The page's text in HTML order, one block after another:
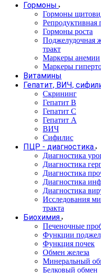
Гормоны
Гормоны
Репродуктивная
Гормоны роста
Поджелудочная
тракт
Маркеры анемии
Маркеры
Витамины
Гепатит, ВИЧ,
Скрининг
Гепатит В
Гепатит С
Гепатит А
ВИЧ
Сифилис
ПЦР - диагностика
Диагностика
Диагностика
Диагностика
Диагностика
Диагностика
Исследования
тракта
Биохимия
Печеночные
Функции
Функция почек
Обмен железа
Минеральный
Белковый обмен